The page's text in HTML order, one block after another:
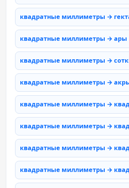
квадратные миллиметры →
квадратные миллиметры → ары
квадратные миллиметры →
квадратные миллиметры →
квадратные миллиметры →
квадратные миллиметры →
квадратные миллиметры →
квадратные миллиметры →